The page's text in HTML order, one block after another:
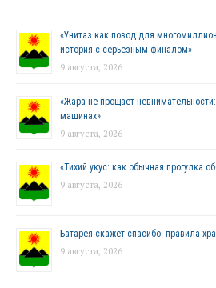
«Унитаз как повод для
история с серьёзным финалом»
9 августа, 2026
«Жара не прощает
машинах»
9 августа, 2026
«Тихий укус: как обычная прогулка
9 августа, 2026
Батарея скажет спасибо: правила
9 августа, 2026